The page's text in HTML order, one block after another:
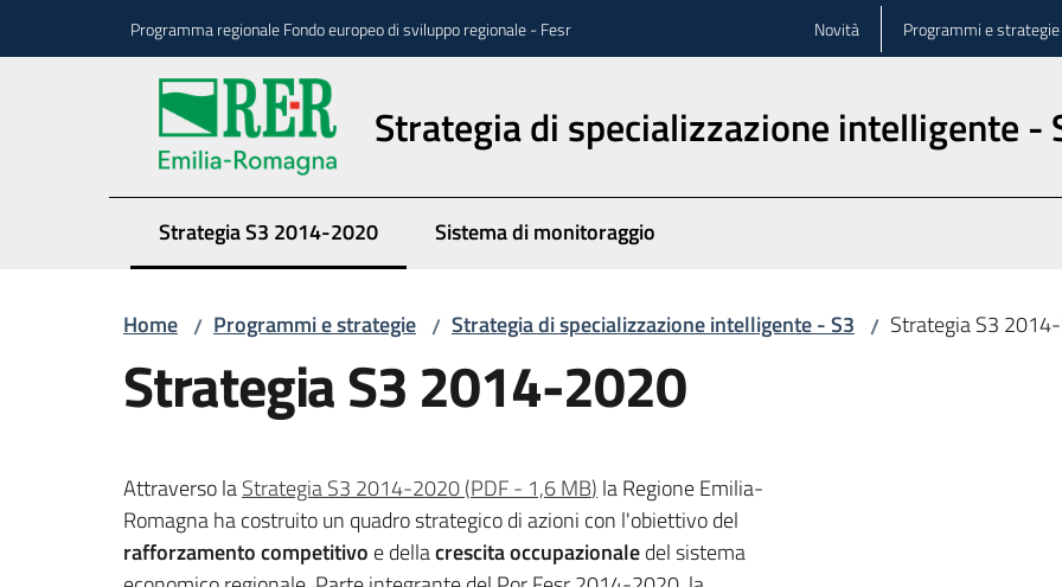
Programma regionale Fondo europeo di sviluppo regionale - Fesr Novità Programmi e strategie
Strategia di specializzazione intelligente -
Strategia S3 2014-2020
Menu selezionato Sistema di monitoraggio
Home / Programmi e strategie / Strategia di specializzazione intelligente - S3 / Strategia S3
Strategia S3 2014-2020
Attraverso laStrategia S3 2014-2020(PDF- 1,6 MB) la Regione Emilia-
Romagna ha costruito un quadro strategico di azioni con l'obiettivo del
rafforzamento competitivo e dellacrescita occupazionaledel sistema